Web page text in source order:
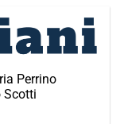
Perrino
Scotti